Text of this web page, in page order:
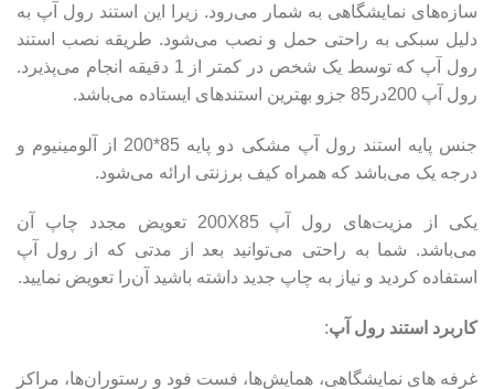
سازه‌های نمایشگاهی به شمار می‌رود. زیرا این استند رول آپ به
دلیل سبکی به راحتی حمل و نصب می‌شود. طریقه نصب استند
رول آپ که توسط یک شخص در کمتر از 1 دقیقه انجام می‌پذیرد.
رول آپ 200در85 جزو بهترین استندهای ایستاده می‌باشد.
جنس پایه استند رول آپ مشکی دو پایه 85*200 از آلومینیوم و
درجه یک می‌باشد که همراه کیف برزنتی ارائه می‌شود.
یکی از مزیت‌های رول آپ 200X85 تعویض مجدد چاپ آن
می‌باشد. شما به راحتی می‌توانید بعد از مدتی که از رول آپ
استفاده کردید و نیاز به چاپ جدید داشته باشید آن‌را تعویض نمایید.
کاربرد استند رول آپ:
غرفه های نمایشگاهی، همایش‌ها، فست فود و رستوران‌ها، مراکز